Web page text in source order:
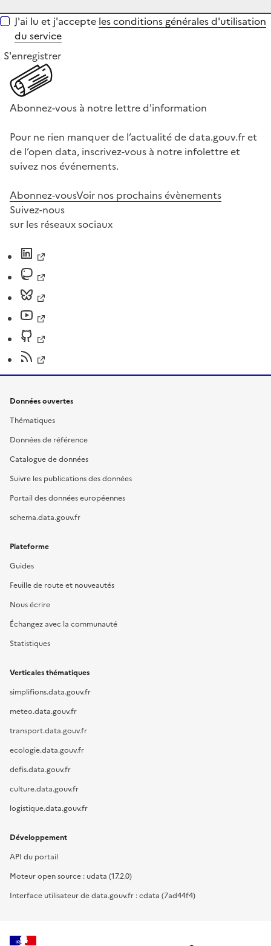
J'ai lu et j'accepte les conditions générales d'utilisation
du service
S'enregistrer
Abonnez-vous à notre lettre d'information
Pour ne rien manquer de l’actualité de data.gouv.fr et
de l’open data, inscrivez-vous à notre infolettre et
suivez nos événements.
Abonnez-vousVoir nos prochains évènements
Suivez-nous
sur les réseaux sociaux
Données ouvertes
Thématiques
Données de référence
Catalogue de données
Suivre les publications des données
Portail des données européennes
schema.data.gouv.fr
Plateforme
Guides
Feuille de route et nouveautés
Nous écrire
Échangez avec la communauté
Statistiques
Verticales thématiques
simplifions.data.gouv.fr
meteo.data.gouv.fr
transport.data.gouv.fr
ecologie.data.gouv.fr
defis.data.gouv.fr
culture.data.gouv.fr
logistique.data.gouv.fr
Développement
API du portail
Moteur open source : udata (17.2.0)
Interface utilisateur de data.gouv.fr : cdata (7ad44f4)